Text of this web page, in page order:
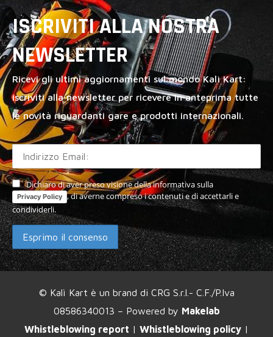
ISCRIVITI ALLA NOSTRA
NEWSLETTER
Ricevi gli ultimi aggiornamenti sul mondo Kalì Kart:
iscriviti alla newsletter per ricevere in anteprima tutte
le novità riguardanti gare e prodotti internazionali.
Dichiaro di aver preso visione della informativa sulla
Privacy Policy , di averne compreso i contenuti e di accettarli e
condividerli.
© Kalì Kart è un brand di CRG S.r.l.- C.F./P.Iva
08586340013 – Powered by Makelab
Whistleblowing report | Whistleblowing policy |